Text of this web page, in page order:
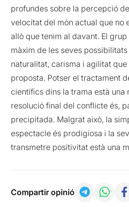
profundes sobre la percepció
velocitat del món actual que no
allò que tenim al davant. El grup
màxim de les seves
naturalitat, carisma i agilitat
proposta. Potser el tractament
científics dins la trama està una
resolució final del conflicte és,
precipitada. Malgrat això, la
espectacle és prodigiosa i la
transmetre positivitat està una
Compartir opinió